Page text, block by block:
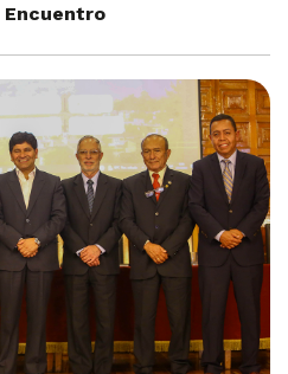
Encuentro